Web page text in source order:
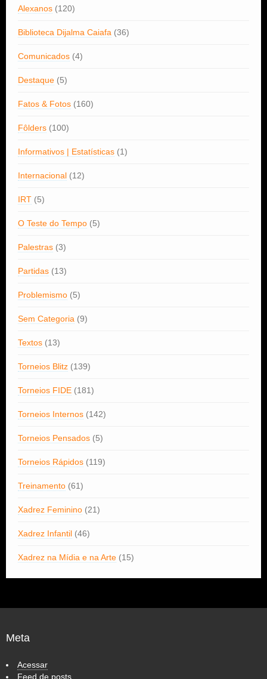
Alexanos (120)
Biblioteca Dijalma Caiafa (36)
Comunicados (4)
Destaque (5)
Fatos & Fotos (160)
Fôlders (100)
Informativos | Estatísticas (1)
Internacional (12)
IRT (5)
O Teste do Tempo (5)
Palestras (3)
Partidas (13)
Problemismo (5)
Sem Categoria (9)
Textos (13)
Torneios Blitz (139)
Torneios FIDE (181)
Torneios Internos (142)
Torneios Pensados (5)
Torneios Rápidos (119)
Treinamento (61)
Xadrez Feminino (21)
Xadrez Infantil (46)
Xadrez na Mídia e na Arte (15)
Meta
Acessar
Feed de posts